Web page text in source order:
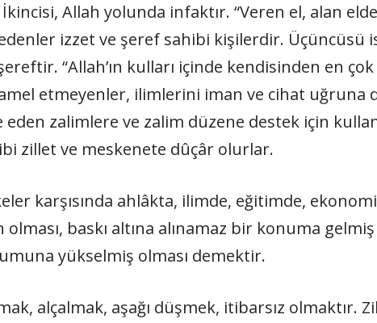
İkincisi, Allah yolunda infaktır. “Veren el, alan
izzet ve şeref sahibi kişilerdir. Üçüncüsü
“Allah’ın kulları içinde kendisinden en
etmeyenler, ilimlerini iman ve cihat uğruna
zalimlere ve zalim düzene destek için
zillet ve meskenete dûçâr olurlar.
karşısında ahlâkta, ilimde, eğitimde,
olması, baskı altına alınamaz bir konuma
yükselmiş olması demektir.
alçalmak, aşağı düşmek, itibarsız olmaktır.